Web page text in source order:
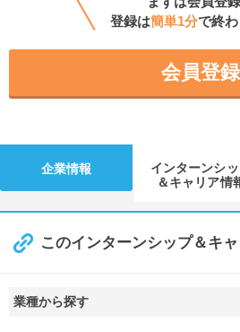
登録は簡単1分で終わ
会員登録
企業情報
インターンシ
＆キャリア情
このインターンシップ＆キ
業種から探す